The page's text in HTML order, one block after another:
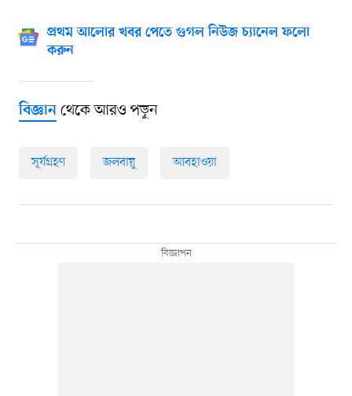
প্রথম আলোর খবর পেতে গুগল নিউজ চ্যানেল ফলো
করুন
বিজ্ঞানথেকে আরও পড়ুন
সূর্যগ্রহণ জলবায়ু আবহাওয়া